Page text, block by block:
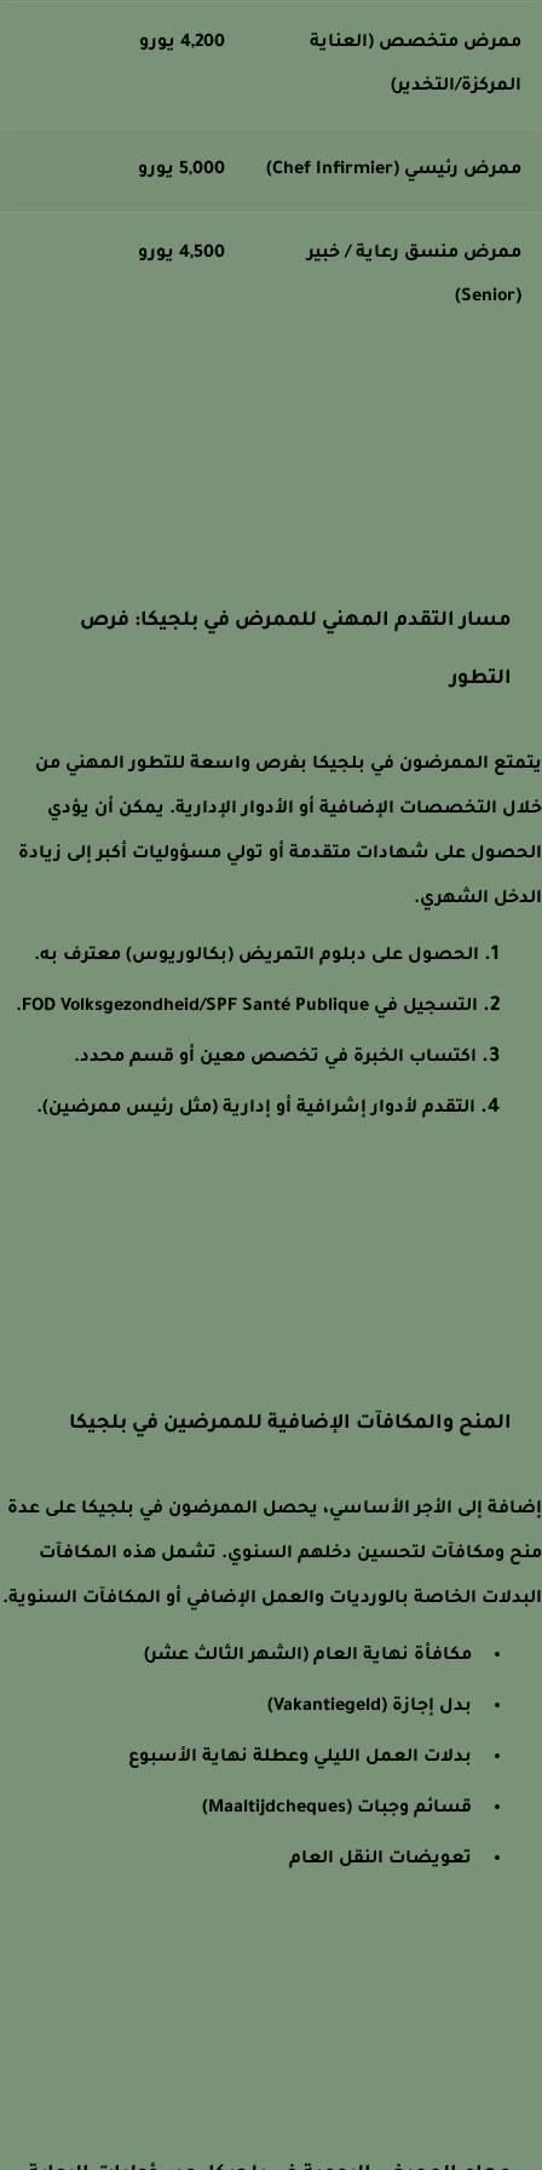
ممرض متخصص (العناية
المركزة/التخدير)
4,200 يورو
ممرض رئيسي (Chef Infirmier) 5,000 يورو
ممرض منسق رعاية / خبير 4,500 يورو
مسار التقدم المهني للممرض في بلجيكا: فرص
التطور
الممرضون في بلجيكا بفرص واسعة للتطور المهني من
التخصصات الإضافية أو الأدوار الإدارية. يمكن أن يؤدي
على شهادات متقدمة أو تولي مسؤوليات أكبر إلى زيادة
الشهري.
الحصول على دبلوم التمريض (بكالوريوس) معترف به.
التسجيل في FOD Volksgezondheid/SPF Santé Publique.
اكتساب الخبرة في تخصص معين أو قسم محدد.
التقدم لأدوار إشرافية أو إدارية (مثل رئيس ممرضين).
المنح والمكافآت الإضافية للممرضين في بلجيكا
إلى الأجر الأساسي، يحصل الممرضون في بلجيكا على عدة
ومكافآت لتحسين دخلهم السنوي. تشمل هذه المكافآت
الخاصة بالورديات والعمل الإضافي أو المكافآت السنوية.
مكافأة نهاية العام (الشهر الثالث عشر)
بدل إجازة (Vakantiegeld)
بدلات العمل الليلي وعطلة نهاية الأسبوع
قسائم وجبات (Maaltijdcheques)
تعويضات النقل العام